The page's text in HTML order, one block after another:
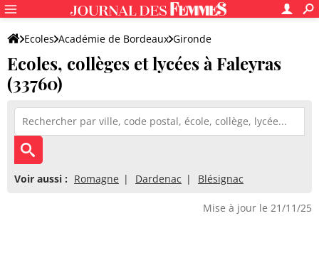
Ecoles Académie de Bordeaux Gironde
Ecoles, collèges et lycées à Faleyras
(33760)
Voir aussi : Romagne Dardenac Blésignac
Mise à jour le 21/11/25